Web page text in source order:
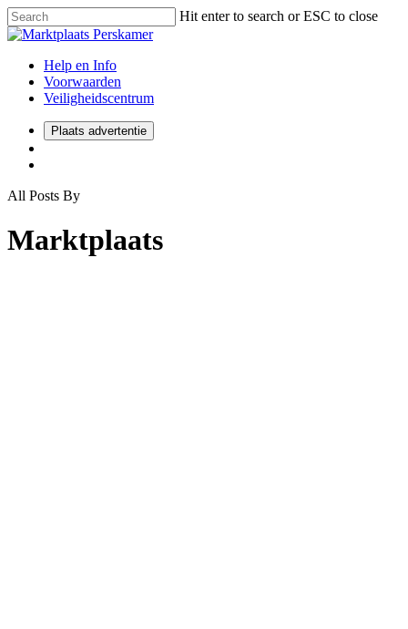
Hit enter to search or ESC to close
Help en Info
Voorwaarden
Veiligheidscentrum
Plaats advertentie
All Posts By
Marktplaats